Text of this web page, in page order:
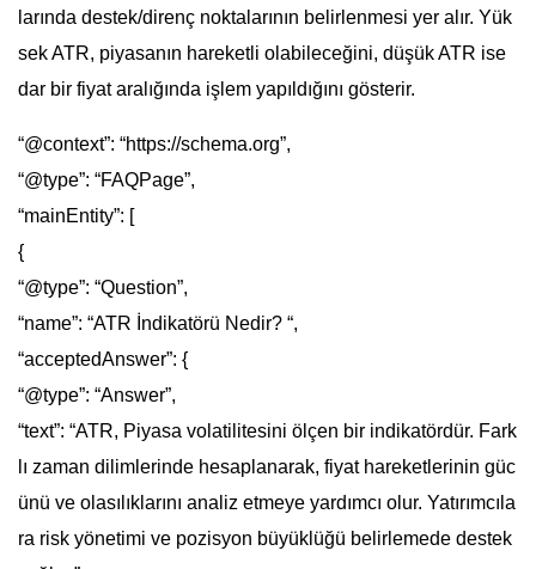
larında destek/direnç noktalarının belirlenmesi yer alır. Yük
sek ATR, piyasanın hareketli olabileceğini, düşük ATR ise
dar bir fiyat aralığında işlem yapıldığını gösterir.
“@context”: “https://schema.org”,
“@type”: “FAQPage”,
“mainEntity”: [
{
“@type”: “Question”,
“name”: “ATR İndikatörü Nedir? “,
“acceptedAnswer”: {
“@type”: “Answer”,
“text”: “ATR, Piyasa volatilitesini ölçen bir indikatördür. Fark
lı zaman dilimlerinde hesaplanarak, fiyat hareketlerinin güc
ünü ve olasılıklarını analiz etmeye yardımcı olur. Yatırımcıla
ra risk yönetimi ve pozisyon büyüklüğü belirlemede destek